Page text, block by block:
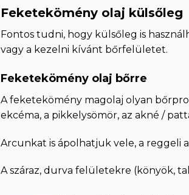
Feketekömény olaj külsőleg
Fontos tudni, hogy külsőleg is
vagy a kezelni kívánt bőrfelületet.
Feketekömény olaj bőrre
A feketekömény magolaj olyan
ekcéma, a pikkelysömör, az akné /
Arcunkat is ápolhatjuk vele, a reggeli
A száraz, durva felületekre (könyök,